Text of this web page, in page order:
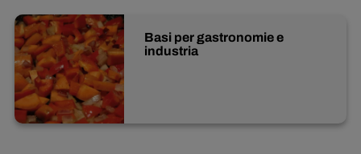
Inglese
Basi per gastronomie e
industria